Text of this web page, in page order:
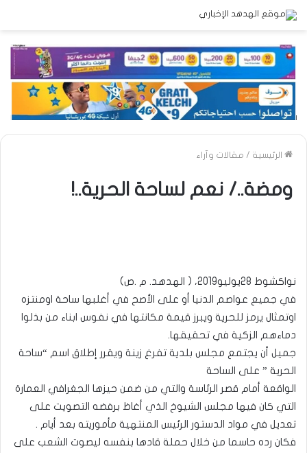
الرئيسية / مقالات وآراء
ومضة../ نعم لساحة الحرية..!
نواكشوط 28يوليو2019، ( الهدهد. م .ص)
في جميع عواصم الدنيا أو على الأصح في أغلبها ساحة اومنتزه
اوتمثال يرمز للحرية ويبرز قيمة مكانتها في نفوس ابناء من بذلوا
دماءهم الزكية في تحقيقها.
جميل أن يجتمع مجلس بلدية تفرغ زينة ويقرر إطلاق اسم “ساحة
الحرية ” على الساحة
الواقعة أمام قصر الرئاسة والتي من ضمن حيزها الجغرافي العمارة
التي كان فيها مجلس الشيوخ الذي أغاظ برفضه التصويت على
تعديل في مواد الدستور الرئيس المنتهية مأموريته بعد أيام .
فكان رده حاسما من خلال حملة قادها بنفسه ليصوت الشعب على